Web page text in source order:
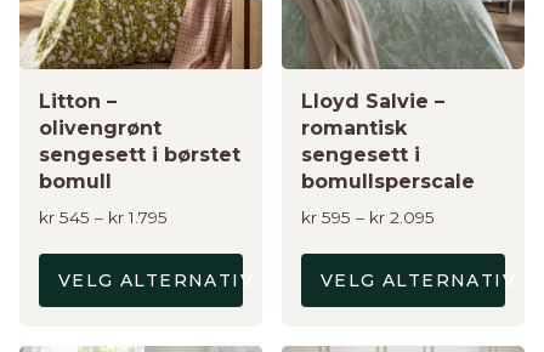
Litton –
olivengrønt
sengesett i børstet
bomull
kr 545 – kr1.795
kr 1.795
VELG ALTERNATIV
kan
velges
på
produktsiden
Lloyd Salvie –
romantisk
sengesett i
bomullsperscale
kr 595 – kr 2.095
kr 2.095
VELG ALTERNATIV
kan
velges
på
produktsiden